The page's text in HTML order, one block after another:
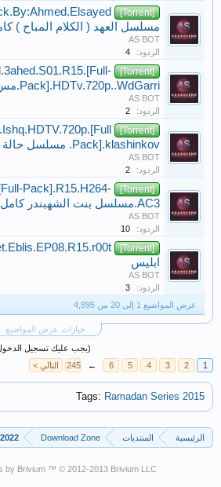
[Torrent]
مسلسل العهد ( الكلام المباح )
AS BOT
الردود:
4
[Torrent]
Pack].HDTv.720p..WdGarri.مس لسل العهد جـ 1 كامل
AS BOT
الردود:
2
[Torrent]
Pack].klashinkov. مسلسل حالة عشق كامل
AS BOT
الردود:
2
[Torrent]
Pack].R15.H264-
AC3.مسلسل بنت الشهبندر كامل جودة عالية
AS BOT
الردود:
10
[Torrent]
ابليس
AS BOT
الردود:
3
عرض المواضيع 1 إلى 20 من 4,895
خيارات عرض المواضيع
(يجب عليك تسجيل
1
2
3
4
5
6
←
245 التالي >
Tags: Ramadan Series 2015
الرئيسية المنتديات Download Zone
by Brivium ™ © 2012-2013 Brivium LLC.